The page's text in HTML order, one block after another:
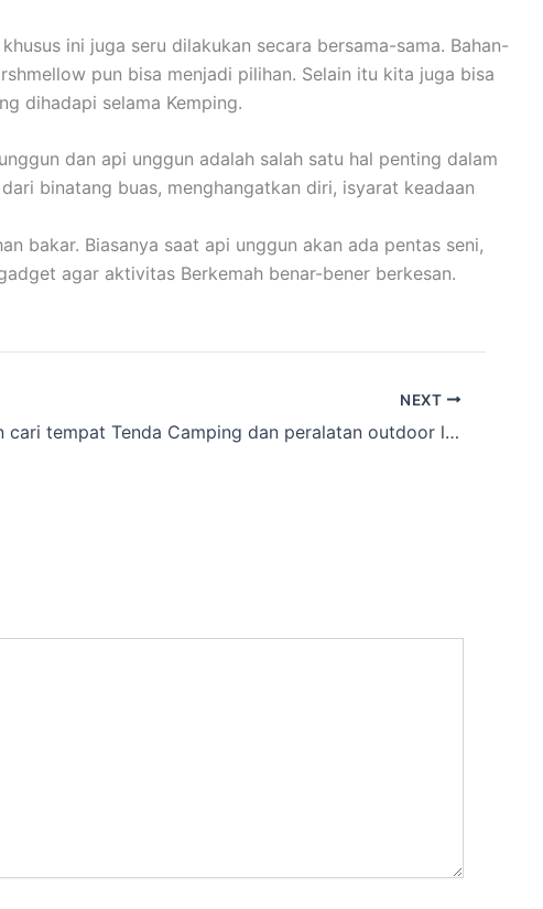
ini juga seru dilakukan secara bersama-sama. Bahan-
pun bisa menjadi pilihan. Selain itu kita juga bisa
dihadapi selama Kemping.
dan api unggun adalah salah satu hal penting dalam
binatang buas, menghangatkan diri, isyarat keadaan
bakar. Biasanya saat api unggun akan ada pentas seni,
agar aktivitas Berkemah benar-bener berkesan.
NEXT
Kalian cari tempat Tenda Camping dan peralatan outdoor lainnya